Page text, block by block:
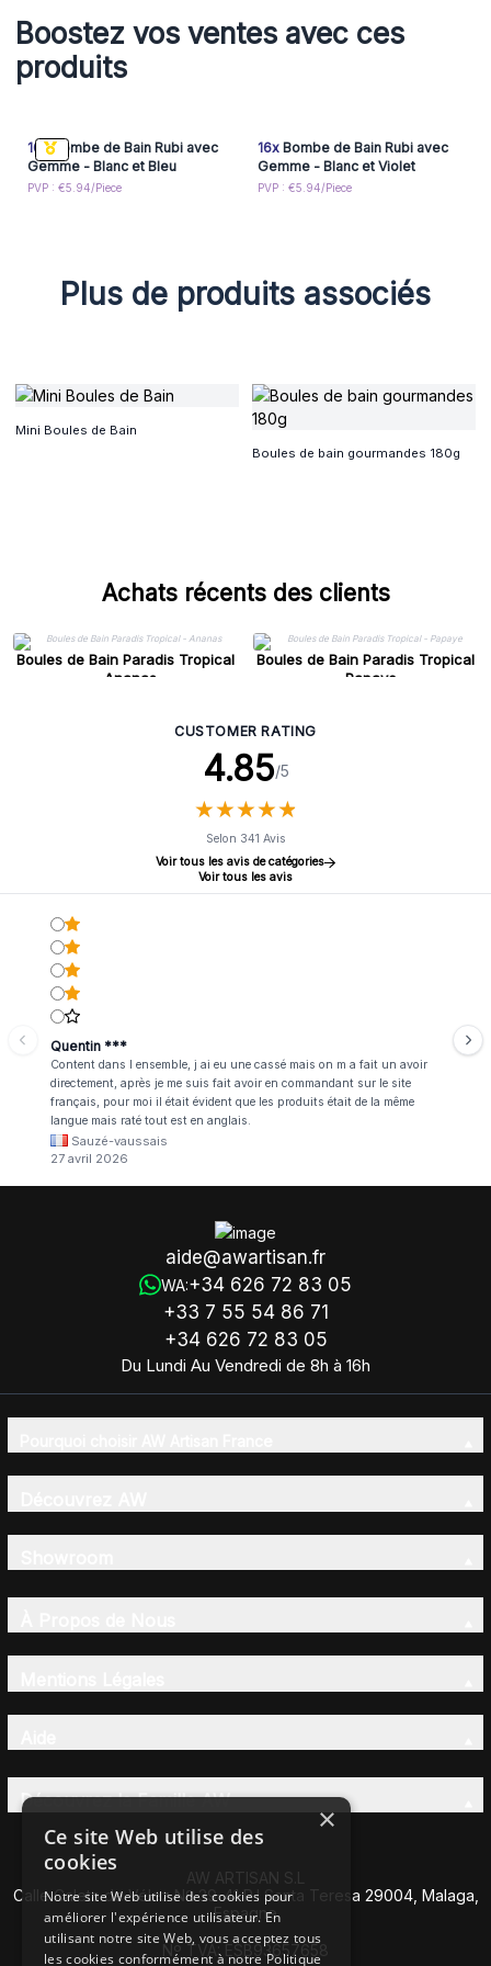
Boostez vos ventes avec ces
produits
16xBombe de Bain Rubi avec
Gemme - Blanc et Bleu
PVP : €5.94/Piece
16xBombe de Bain Rubi avec
Gemme - Blanc et Violet
PVP : €5.94/Piece
Plus de produits associés
Mini Boules de Bain
Boules de bain gourmandes 180g
Achats récents des clients
Boules de Bain Paradis Tropical
- Ananas
Boules de Bain Paradis Tropical
- Papaye
CUSTOMER RATING
4.85/5
★★★★★
★★★★★
Selon 341 Avis
Voir tous les avis de catégories
Voir tous les avis
Quentin ***
Content dans l ensemble, j ai eu une cassé mais on m a fait un avoir
directement, après je me suis fait avoir en commandant sur le site
français, pour moi il était évident que les produits était de la même
langue mais raté tout est en anglais.
Sauzé-vaussais
27 avril 2026
aide@awartisan.fr
WA:+34 626 72 83 05
+33 7 55 54 86 71
+34 626 72 83 05
Du Lundi Au Vendredi de 8h à 16h
Découvrez la Famille AW
AW ARTISAN S.L
Calle Caleta de Vélez Nº 39-41 P.I Santa Teresa 29004, Malaga,
Espagne
Nº TVA: ESB93657658
×
Ce site Web utilise des
cookies
Notre site Web utilise des cookies pour
améliorer l'expérience utilisateur. En
utilisant notre site Web, vous acceptez tous
les cookies conformément à notre Politique